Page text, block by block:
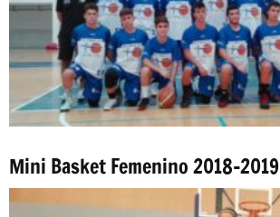
Mini Basket Femenino 2018-2019